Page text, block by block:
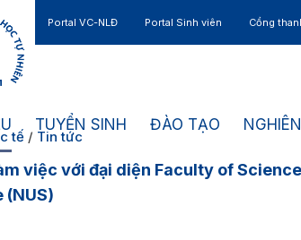
Portal VC-NLĐ Portal Sinh viên Cổng
TUYỂN SINH ĐÀO TẠO
tế / Tin tức
việc với đại diện Faculty of
(NUS)